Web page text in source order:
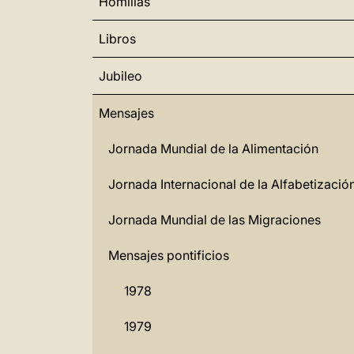
Libros
Jubileo
Mensajes
Jornada Mundial de la Alimentación
Jornada Internacional de la
Jornada Mundial de las Migraciones
Mensajes pontificios
1978
1979